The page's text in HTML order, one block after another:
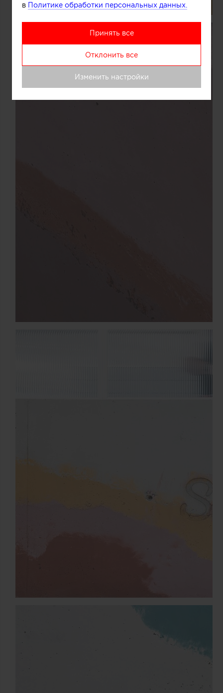
в Политике обработки персональных данных.
Принять все
Отклонить все
Изменить настройки